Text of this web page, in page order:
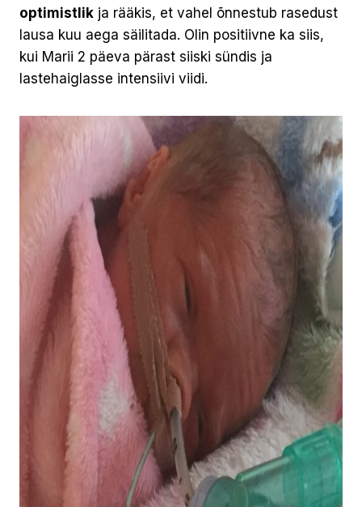
optimistlik ja rääkis, et vahel õnnestub rasedust
lausa kuu aega säilitada. Olin positiivne ka siis,
kui Marii 2 päeva pärast siiski sündis ja
lastehaiglasse intensiivi viidi.